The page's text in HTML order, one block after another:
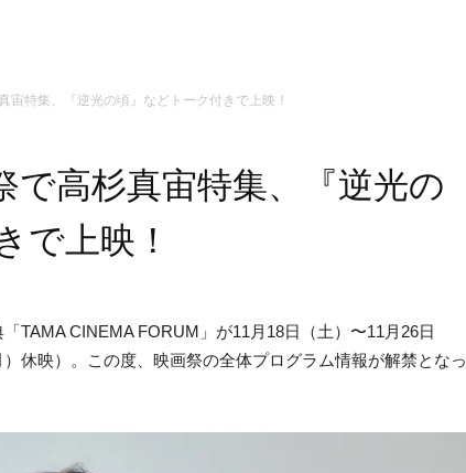
宙特集、『逆光の頃』などトーク付きで上映！
で高杉真宙特集、『逆光の
で上映！
TAMA CINEMA FORUM」が11月18日（土）〜11月26日
休映）。この度、映画祭の全体プログラム情報が解禁となっ